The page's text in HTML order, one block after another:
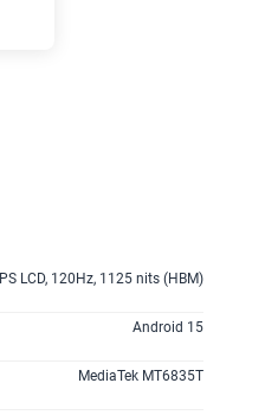
IPS LCD, 120Hz, 1125 nits (HBM)
Android 15
MediaTek MT6835T